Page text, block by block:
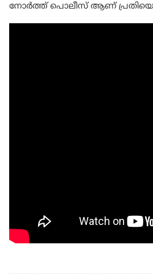
നോർത്ത് പൊലീസ് ആണ് പ്രതിയെ